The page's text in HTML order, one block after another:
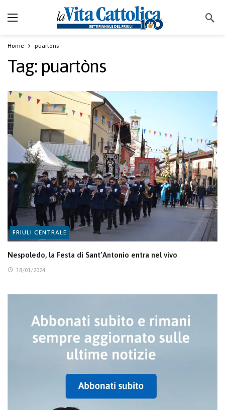
Home puartòns
Tag: puartòns
FRIULI CENTRALE
Nespoledo, la Festa di Sant’Antonio entra nel vivo
18/01/2024